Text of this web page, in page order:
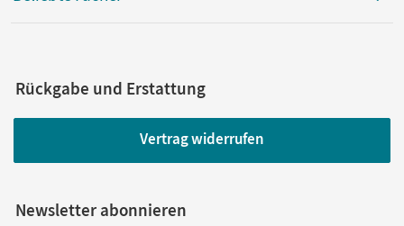
Rückgabe und Erstattung
Vertrag widerrufen
Newsletter abonnieren